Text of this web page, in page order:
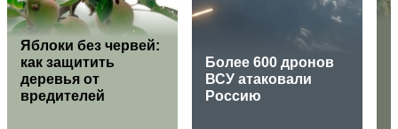
Яблоки без червей:
как защитить
деревья от
вредителей
Более 600 дронов
ВСУ атаковали
Россию